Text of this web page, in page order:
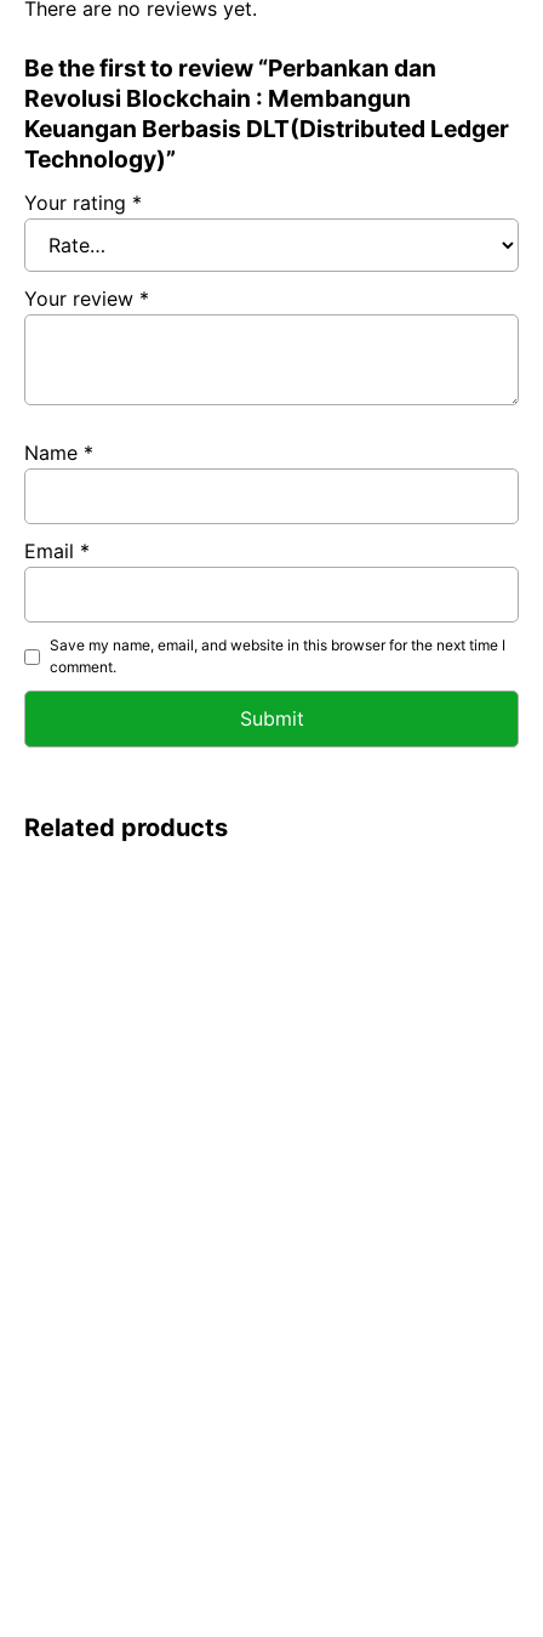
There are no reviews yet.
Be the first to review “Perbankan dan
Revolusi Blockchain : Membangun
Keuangan Berbasis DLT(Distributed Ledger
Technology)”
Your rating *
Your review *
Name *
Email *
Save my name, email, and website in this browser for the next time I
comment.
Related products